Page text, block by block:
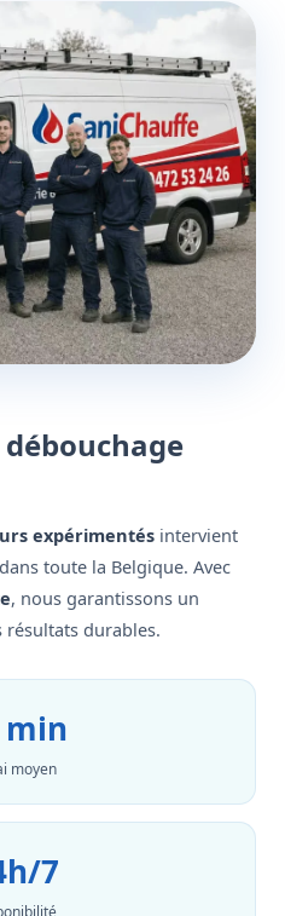
expérimentés intervient
toute la Belgique. Avec
, nous garantissons un
résultats durables.
min
moyen
7